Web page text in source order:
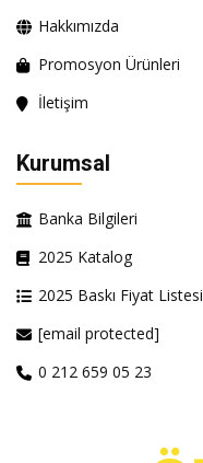
Hakkımızda
Promosyon Ürünleri
İletişim
Kurumsal
Banka Bilgileri
2025 Katalog
2025 Baskı Fiyat Listesi
[email protected]
0 212 659 05 23